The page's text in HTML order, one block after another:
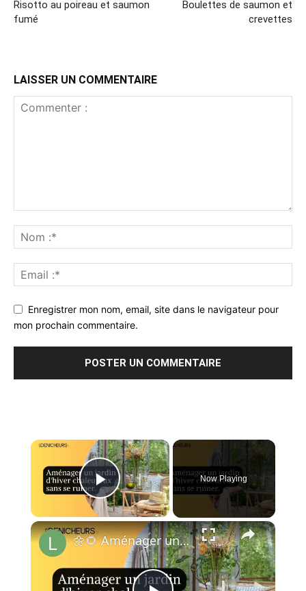
Risotto au poireau et saumon
fumé
Boulettes de saumon et
crevettes
LAISSER UN COMMENTAIRE
Enregistrer mon nom, email, site dans le navigateur pour
mon prochain commentaire.
×
Play Video
Now Playing
×
🌼🌻 Aménager un jardin d'hiver chaleureux sans se ruiner : astuces et conseils 💐🌷